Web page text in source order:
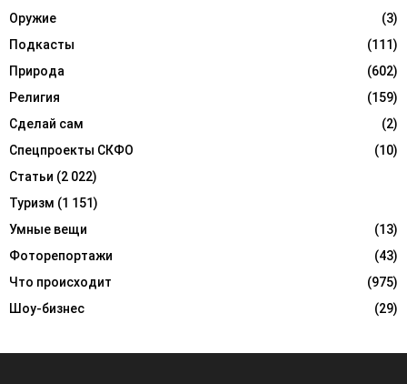
Оружие
(3)
Подкасты
(111)
Природа
(602)
Религия
(159)
Сделай сам
(2)
Спецпроекты СКФО
(10)
Статьи (2 022)
Туризм (1 151)
Умные вещи
(13)
Фоторепортажи
(43)
Что происходит
(975)
Шоу-бизнес
(29)